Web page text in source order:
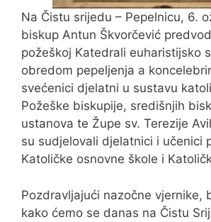
Na Čistu srijedu – Pepelnicu, 6.
biskup Antun Škvorčević
požeškoj Katedrali euharistijsko
obredom pepeljenja a
svećenici djelatni u sustavu
Požeške biskupije, središnjih
ustanova te Župe sv. Terezije
su sudjelovali djelatnici i učenici
Katoličke osnovne škole i
Pozdravljajući nazočne vjernike,
kako ćemo se danas na Čistu